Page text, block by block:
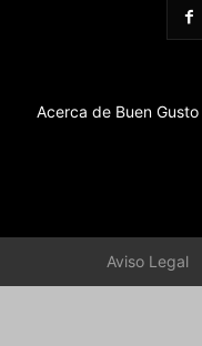
Acerca de Buen Gusto
Aviso Legal